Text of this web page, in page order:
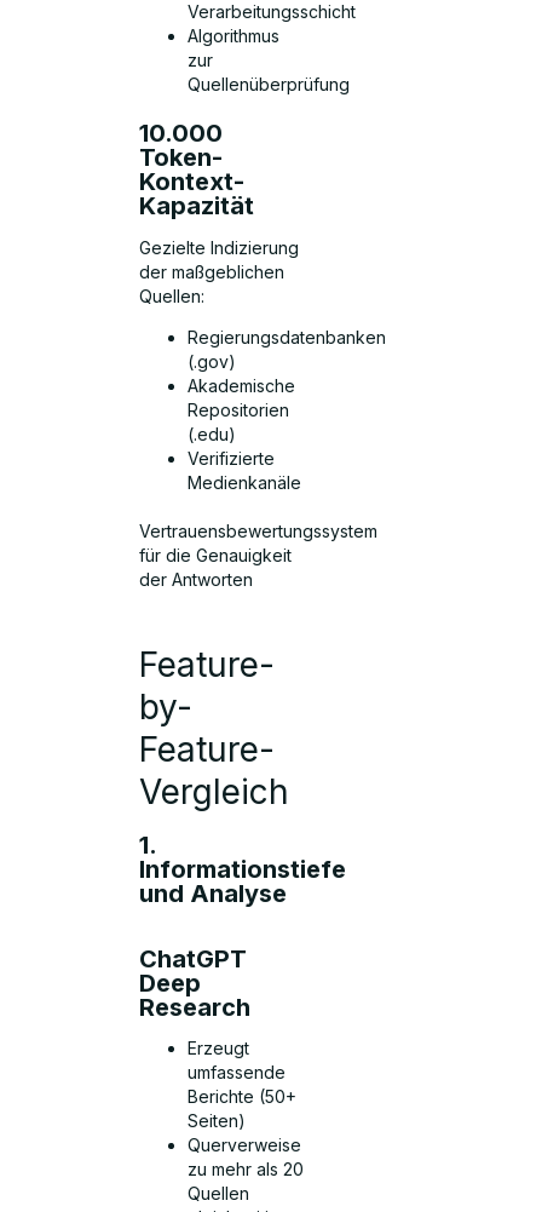
Verarbeitungsschicht
Algorithmus
zur
Quellenüberprüfung
10.000
Token-
Kontext-
Kapazität
Gezielte Indizierung
der maßgeblichen
Quellen:
Regierungsdatenbanken
(.gov)
Akademische
Repositorien
(.edu)
Verifizierte
Medienkanäle
Vertrauensbewertungssystem
für die Genauigkeit
der Antworten
Feature-
by-
Feature-
Vergleich
1.
Informationstiefe
und Analyse
ChatGPT
Deep
Research
Erzeugt
umfassende
Berichte (50+
Seiten)
Querverweise
zu mehr als 20
Quellen